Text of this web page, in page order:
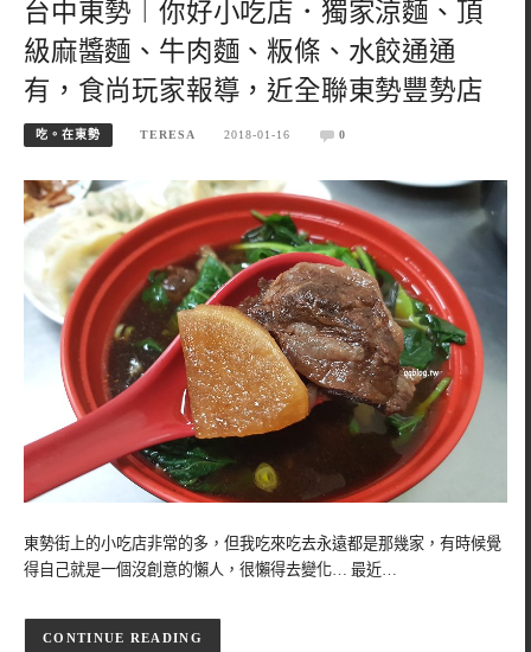
台中東勢︱你好小吃店．獨家涼麵、頂
級麻醬麵、牛肉麵、粄條、水餃通通
有，食尚玩家報導，近全聯東勢豐勢店
吃。在東勢 TERESA 2018-01-16 0
東勢街上的小吃店非常的多，但我吃來吃去永遠都是那幾家，有時候覺
得自己就是一個沒創意的懶人，很懶得去變化… 最近…
CONTINUE READING